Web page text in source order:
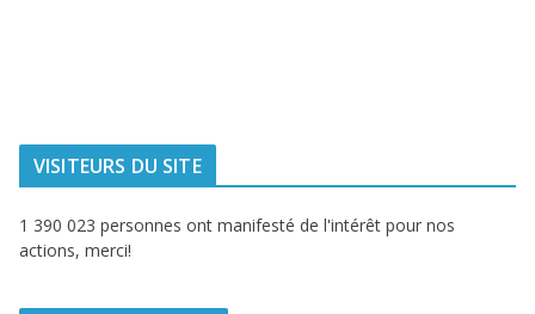
VISITEURS DU SITE
1 390 023 personnes ont manifesté de l'intérêt pour nos
actions, merci!